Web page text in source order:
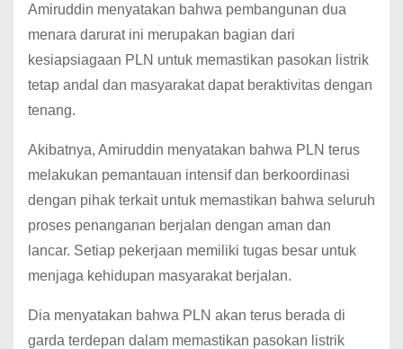
Amiruddin menyatakan bahwa pembangunan dua
menara darurat ini merupakan bagian dari
kesiapsiagaan PLN untuk memastikan pasokan listrik
tetap andal dan masyarakat dapat beraktivitas dengan
tenang.
Akibatnya, Amiruddin menyatakan bahwa PLN terus
melakukan pemantauan intensif dan berkoordinasi
dengan pihak terkait untuk memastikan bahwa seluruh
proses penanganan berjalan dengan aman dan
lancar. Setiap pekerjaan memiliki tugas besar untuk
menjaga kehidupan masyarakat berjalan.
Dia menyatakan bahwa PLN akan terus berada di
garda terdepan dalam memastikan pasokan listrik